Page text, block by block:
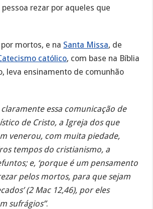
rezar por aqueles que
mortos, e na Santa Missa, de
católico, com base na Bíblia
leva ensinamento de comunhão
claramente essa comunicação de
de Cristo, a Igreja dos que
venerou, com muita piedade,
tempos do cristianismo, a
e, ‘porque é um pensamento
pelos mortos, para que sejam
(2 Mac 12,46), por eles
sufrágios”.